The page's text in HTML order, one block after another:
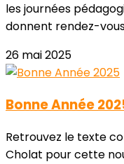
les journées
donnent rendez-vous
26 mai 2025
Bonne Année
Retrouvez le texte
Cholat pour cette